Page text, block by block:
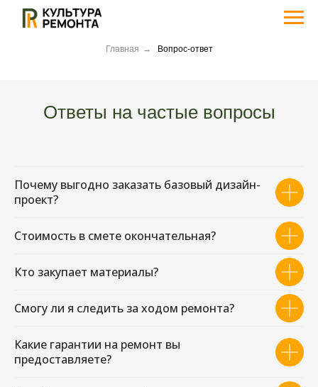
Главная → Вопрос-ответ
Ответы на частые вопросы
Почему выгодно заказать базовый дизайн-
проект?
Стоимость в смете окончательная?
Кто закупает материалы?
Смогу ли я следить за ходом ремонта?
Какие гарантии на ремонт вы
предоставляете?